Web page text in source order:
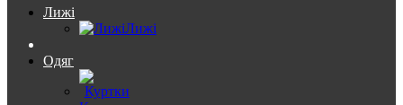
Лижі
Лижі
Одяг